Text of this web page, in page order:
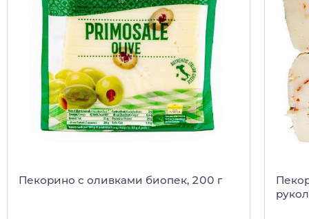
Пекорино с оливками биопек, 200 г